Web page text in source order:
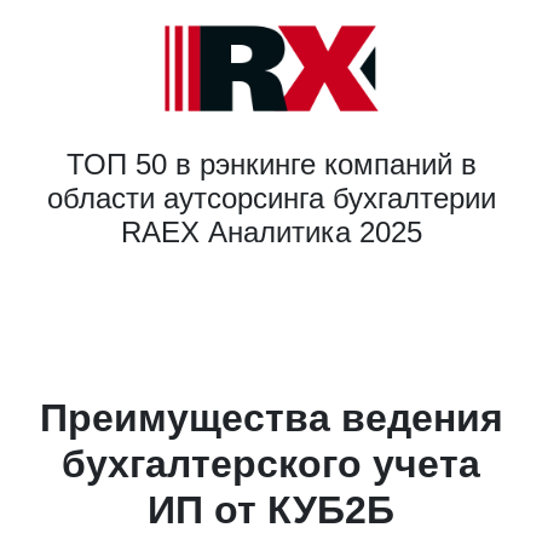
ТОП 50 в рэнкинге компаний в
области аутсорсинга бухгалтерии
RAEX Аналитика 2025
Преимущества ведения
бухгалтерского учета
ИП от КУБ2Б